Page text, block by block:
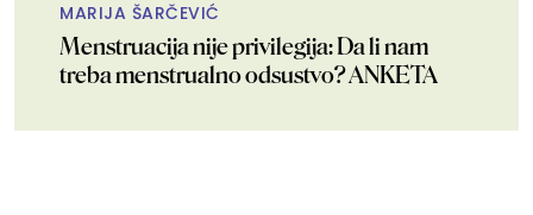
MARIJA ŠARČEVIĆ
Menstruacija nije privilegija: Da li nam
treba menstrualno odsustvo? ANKETA